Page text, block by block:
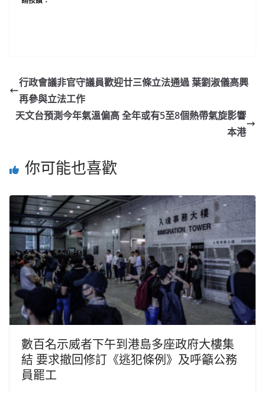
行政會議非官守議員歡迎廿三條立法通過 葉劉淑儀高興
再參與立法工作
天文台預測今年氣溫偏高 全年或有5至8個熱帶氣旋影響
本港
你可能也喜歡
數百名示威者下午到港島多座政府大樓集
結 要求撤回修訂《逃犯條例》及呼籲公務
員罷工